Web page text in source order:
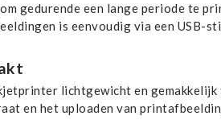
gedurende een lange periode te
is eenvoudig via een USB-
lichtgewicht en
en het uploaden van